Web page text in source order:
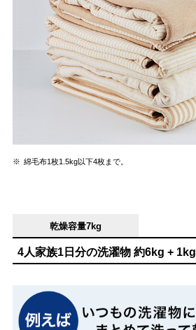
※ 綿毛布1枚1.5kg以下4枚まで。
乾燥容量7kg
4人家族1日分の洗濯物 約6kg + 1kg